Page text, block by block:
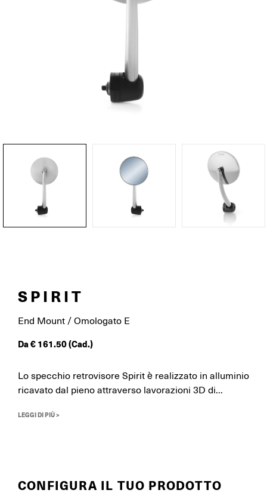
SPIRIT
End Mount / Omologato E
Da€ 161.50(Cad.)
Lo specchio retrovisore Spirit è realizzato in alluminio
ricavato dal pieno attraverso lavorazioni 3D di...
LEGGI DI PIÙ >
CONFIGURA IL TUO PRODOTTO